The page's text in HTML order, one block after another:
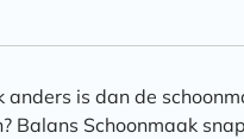
is dan de
Balans Schoonmaak